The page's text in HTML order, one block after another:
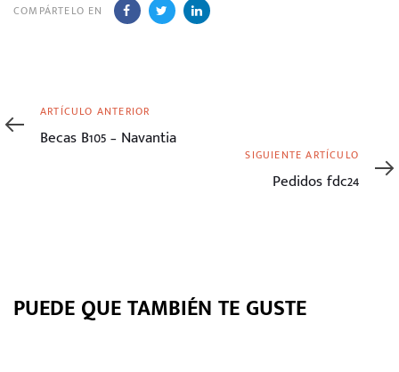
COMPÁRTELO EN
Artículo
anterior
ARTÍCULO ANTERIOR
Becas B105 – Navantia
Siguiente
artículo
SIGUIENTE ARTÍCULO
Pedidos fdc24
PUEDE QUE TAMBIÉN TE GUSTE